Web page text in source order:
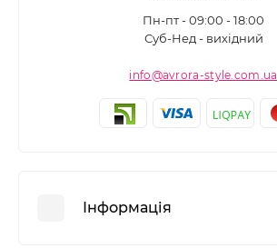
Пн-пт - 09:00 - 18:00
Суб-Нед - вихідний
info@avrora-style.com.ua
Інформація